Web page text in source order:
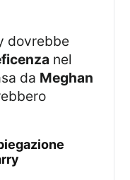
nel
da Meghan